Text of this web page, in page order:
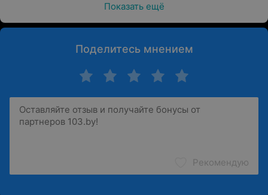
Показать ещё
Поделитесь мнением
Рекомендую